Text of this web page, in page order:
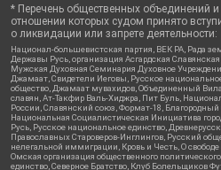
* Перечень общественных объединений
отношении которых судом принято
о ликвидации или запрете деятельности:
Национал-большевистская партия, ВЕК РА, Рада
Державы Русь, организация Асгардская
Мужская Духовная Семинария Духовное
Джамаат, Свидетели Иеговы, Русское
общество, Джамаат мувахидов, Объединенный
славян, Ат-Такфир Валь-Хиджра, Пит Буль,
России, Славянский союз, Формат-18,
Национальная Социалистическая Инициатива
Русь, Русское национальное единство,
Православных Староверов-Инглингов, Русский
нелегальной иммиграции, Кровь и Честь, О
Омская организация общественного
единство, Северное Братство, Клуб Болельщиков